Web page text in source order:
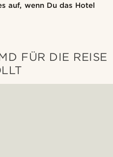
auf, wenn Du das Hotel
FÜR DIE REISE